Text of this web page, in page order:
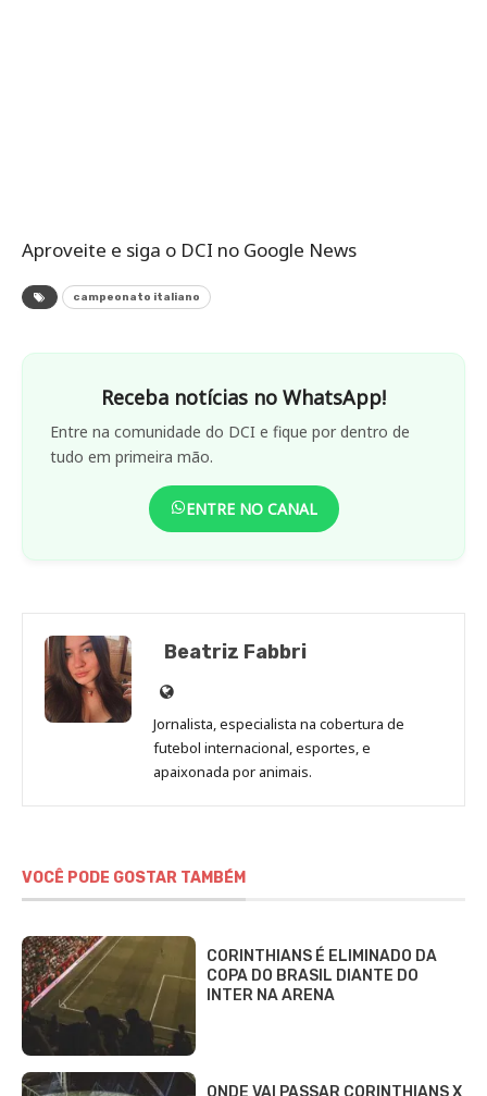
Aproveite e siga o DCI no Google News
campeonato italiano
Receba notícias no WhatsApp!
Entre na comunidade do DCI e fique por dentro de
tudo em primeira mão.
ENTRE NO CANAL
Beatriz Fabbri
Site
de
Beatriz
Fabbri
Jornalista, especialista na cobertura de
futebol internacional, esportes, e
apaixonada por animais.
VOCÊ PODE GOSTAR TAMBÉM
CORINTHIANS É ELIMINADO DA
COPA DO BRASIL DIANTE DO
INTER NA ARENA
ONDE VAI PASSAR CORINTHIANS X